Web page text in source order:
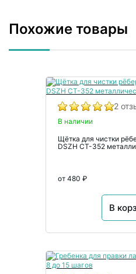
Похожие товары
2
В наличии
Щётка для чистки
DSZH CT-352
от 480 ₽
В